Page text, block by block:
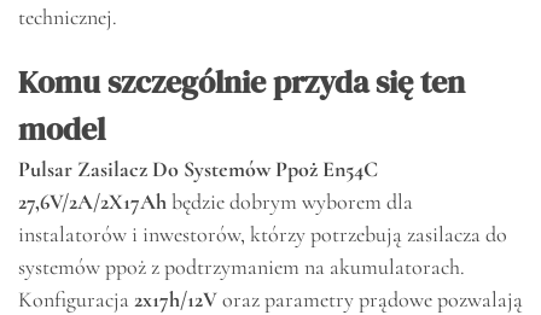
technicznej.
Komu szczególnie przyda się ten
model
Pulsar Zasilacz Do Systemów Ppoż En54C
27,6V/2A/2X17Ahbędzie dobrym wyborem dla
instalatorów i inwestorów, którzy potrzebują zasilacza do
systemów ppoż z podtrzymaniem na akumulatorach.
Konfiguracja2x17h/12Voraz parametry prądowe pozwalają